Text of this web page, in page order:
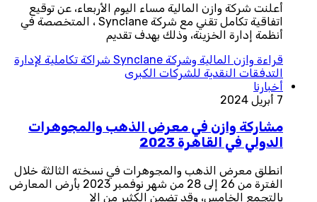
أعلنت شركة وازن المالية مساء اليوم الأربعاء، عن توقيع
اتفاقية تكامل تقني مع شركة Synclane ، المتخصصة في
أنظمة إدارة الخزينة، وذلك بهدف تقديم
قراءة
وازن المالية وشركة Synclane شراكة تكاملية لإدارة
التدفقات النقدية للشركات الكبرى
أخبارنا
7 أبريل 2024
مشاركة وازن في معرض الذهب والمجوهرات
الدولي في القاهرة 2023
انطلق معرض الذهب والمجوهرات في نسخته الثالثة خلال
الفترة من 26 إلى 28 من شهر نوفمبر 2023 بأرض المعارض
بالتجمع الخامس، وقد تضمن الكثير من الإ